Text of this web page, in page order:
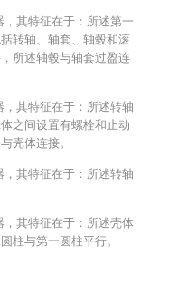
其特征在于：所述第一
转轴、轴套、轴毂和滚
所述轴毂与轴套过盈连
其特征在于：所述转轴
之间设置有螺栓和止动
壳体连接。
其特征在于：所述转轴
其特征在于：所述壳体
柱与第一圆柱平行。